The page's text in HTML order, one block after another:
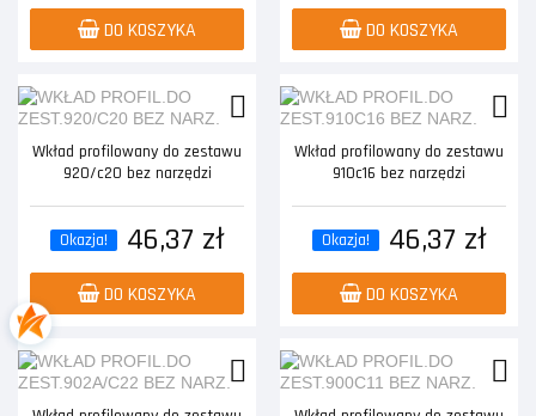
DO KOSZYKA DO KOSZYKA
Wkład profilowany do zestawu
920/c20 bez narzędzi
Okazja! 46,37 zł
DO KOSZYKA
Wkład profilowany do zestawu
910c16 bez narzędzi
Okazja! 46,37 zł
DO KOSZYKA